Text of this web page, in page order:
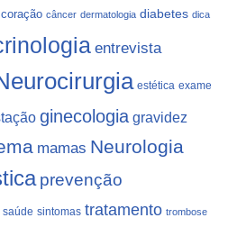
coração câncer dermatologia diabetes dica
entrevista
estética exame
ginecologia gravidez
mamas Neurologia
prevenção
saúde sintomas tratamento trombose